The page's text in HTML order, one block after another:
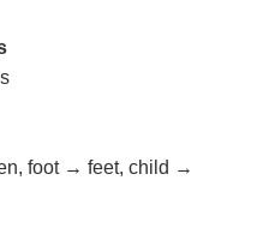
foot → feet, child →